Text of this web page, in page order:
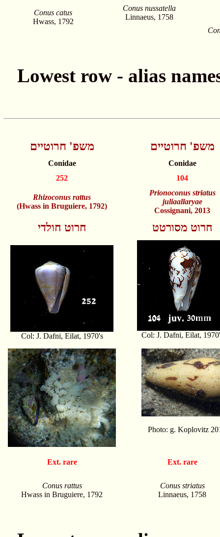
Conus catus
Hwass, 1792
Conus nussatella
Linnaeus, 1758
משפ' חרוטיים משפ' חרוטיים
Conidae
Conidae
252
104
Rhizoconus rattus
(Hwass in Bruguiere, 1792)
Prionoconus striatus
juliaallaryae
Cossignani, 2013
חרוט חולדי חרוט מסורטט
Col: J. Dafni, Eilat, 1970's Col: J. Dafni, Eilat,
Photo: g. Koplovitz
Ext. rare Ext. rare
Conus rattus
Hwass in Bruguiere, 1792
Conus striatus
Linnaeus, 1758